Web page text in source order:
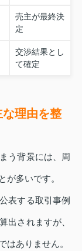
売主が最終決
定
交渉結果とし
て確定
理由を整
う背景には、周
が多いです。
表する取引事例
出されますが、
はありません。